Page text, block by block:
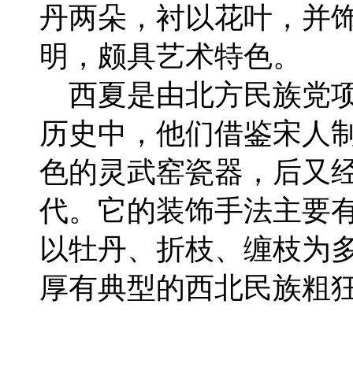
丹两朵，衬以花叶，并
明，颇具艺术特色。
西夏是由北方民族党
历史中，他们借鉴宋人
色的灵武窑瓷器，后又
代。它的装饰手法主要
以牡丹、折枝、缠枝为
厚有典型的西北民族粗